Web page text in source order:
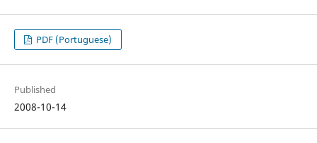
PDF (Portuguese)
Published
2008-10-14